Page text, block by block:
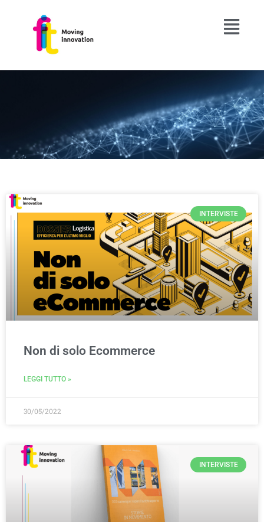
INTERVISTE
Non di solo Ecommerce
LEGGI TUTTO »
30/05/2022
INTERVISTE
PAGINA
PAGINA
PAGINA
PAGINAPAGINA